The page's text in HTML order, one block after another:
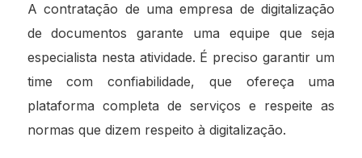
A contratação de uma empresa de digitalização
de documentos garante uma equipe que seja
especialista nesta atividade. É preciso garantir um
time com confiabilidade, que ofereça uma
plataforma completa de serviços e respeite as
normas que dizem respeito à digitalização.